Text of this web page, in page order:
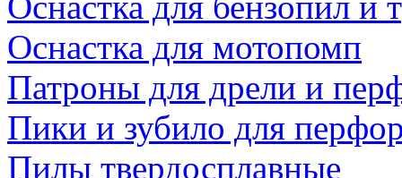
Оснастка для мотопомп
Патроны для дрели и
Пики и зубило для
Пилы твердосплавные